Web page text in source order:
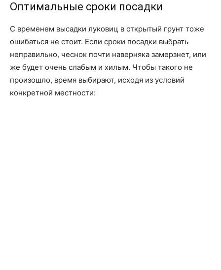
Оптимальные сроки посадки
С временем высадки луковиц в открытый грунт тоже
ошибаться не стоит. Если сроки посадки выбрать
неправильно, чеснок почти наверняка замерзнет, или
же будет очень слабым и хилым. Чтобы такого не
произошло, время выбирают, исходя из условий
конкретной местности: